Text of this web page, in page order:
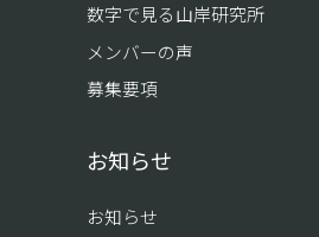
数字で見る山岸研究所
メンバーの声
募集要項
お知らせ
お知らせ